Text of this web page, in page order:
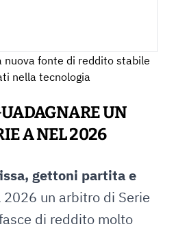
nuova fonte di reddito stabile
nella tecnologia
UN
A NEL 2026
gettoni partita e
2026 un arbitro di Serie
di reddito molto